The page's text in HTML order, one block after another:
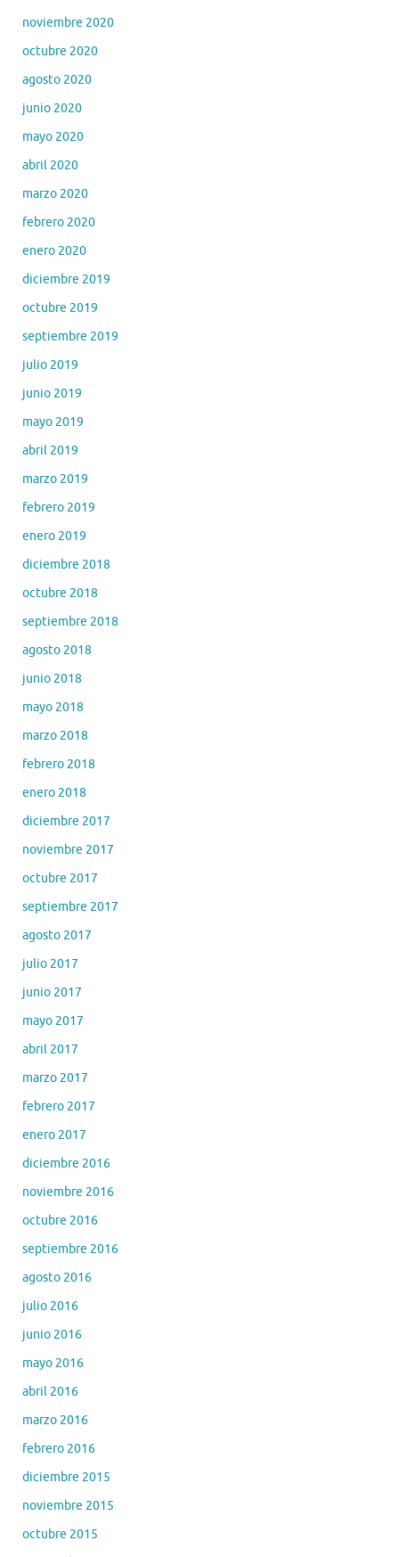
noviembre 2020
octubre 2020
agosto 2020
junio 2020
mayo 2020
abril 2020
marzo 2020
febrero 2020
enero 2020
diciembre 2019
octubre 2019
septiembre 2019
julio 2019
junio 2019
mayo 2019
abril 2019
marzo 2019
febrero 2019
enero 2019
diciembre 2018
octubre 2018
septiembre 2018
agosto 2018
junio 2018
mayo 2018
marzo 2018
febrero 2018
enero 2018
diciembre 2017
noviembre 2017
octubre 2017
septiembre 2017
agosto 2017
julio 2017
junio 2017
mayo 2017
abril 2017
marzo 2017
febrero 2017
enero 2017
diciembre 2016
noviembre 2016
octubre 2016
septiembre 2016
agosto 2016
julio 2016
junio 2016
mayo 2016
abril 2016
marzo 2016
febrero 2016
diciembre 2015
noviembre 2015
octubre 2015